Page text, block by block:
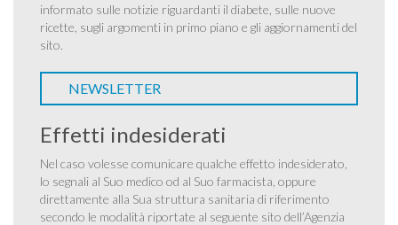
informato sulle notizie riguardanti il diabete, sulle nuove
ricette, sugli argomenti in primo piano e gli aggiornamenti del
sito.
NEWSLETTER
Effetti indesiderati
Nel caso volesse comunicare qualche effetto indesiderato,
lo segnali al Suo medico od al Suo farmacista, oppure
direttamente alla Sua struttura sanitaria di riferimento
secondo le modalità riportate al seguente sito dell’Agenzia